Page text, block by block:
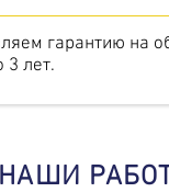
гарантию на
3 лет.
НАШИ